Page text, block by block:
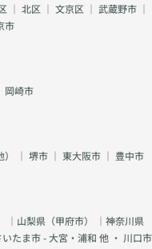
｜ 北区 ｜ 文京区 ｜ 武蔵野市 ｜
市
岡崎市
｜ 堺市 ｜ 東大阪市 ｜ 豊中市
｜山梨県（甲府市） ｜神奈川県
いたま市 - 大宮・浦和 他 ・ 川口市